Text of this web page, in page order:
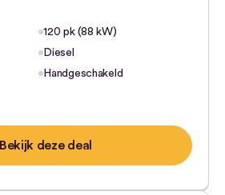
120 pk (88 kW)
Diesel
Handgeschakeld
Bekijk deze deal